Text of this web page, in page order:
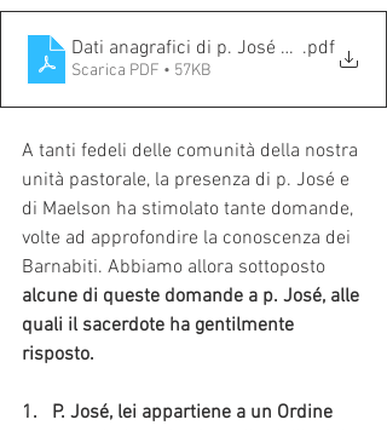
Dati anagrafici di p. José Carvajal
.pdf
Scarica PDF • 57KB
A tanti fedeli delle comunità della nostra
unità pastorale, la presenza di p. José e
di Maelson ha stimolato tante domande,
volte ad approfondire la conoscenza dei
Barnabiti. Abbiamo allora sottoposto
alcune di queste domande a p. José, alle
quali il sacerdote ha gentilmente
risposto.
1.   P. José, lei appartiene a un Ordine